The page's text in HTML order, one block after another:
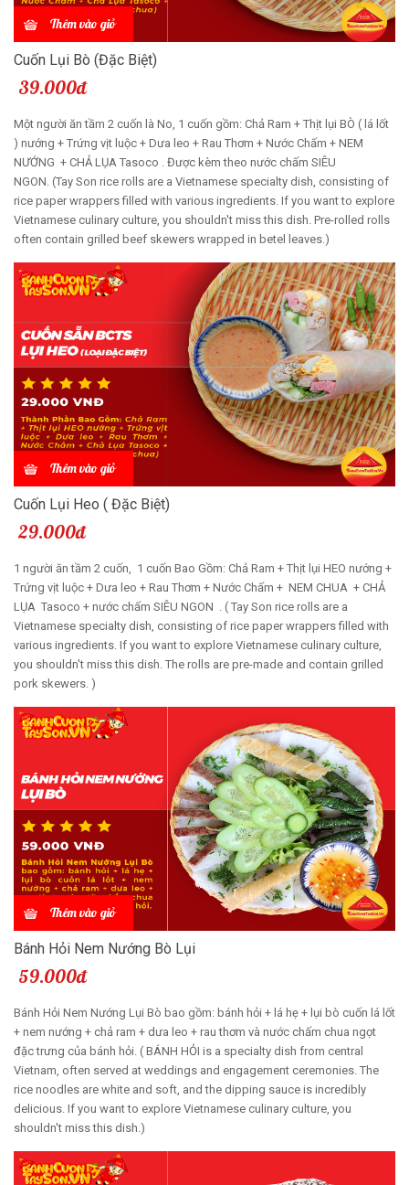
Thêm vào giỏ
Cuốn Lụi Bò (Đặc Biệt)
39.000đ
Một người ăn tầm 2 cuốn là No, 1 cuốn gồm: Chả Ram + Thịt lụi BÒ ( lá lốt
) nướng + Trứng vịt luộc + Dưa leo + Rau Thơm + Nước Chấm + NEM
NƯỚNG + CHẢ LỤA Tasoco . Được kèm theo nước chấm SIÊU
NGON. (Tay Son rice rolls are a Vietnamese specialty dish, consisting of
rice paper wrappers filled with various ingredients. If you want to explore
Vietnamese culinary culture, you shouldn't miss this dish. Pre-rolled rolls
often contain grilled beef skewers wrapped in betel leaves.)
Thêm vào giỏ
Cuốn Lụi Heo ( Đặc Biệt)
29.000đ
1 người ăn tầm 2 cuốn, 1 cuốn Bao Gồm: Chả Ram + Thịt lụi HEO nướng +
Trứng vịt luộc + Dưa leo + Rau Thơm + Nước Chấm + NEM CHUA + CHẢ
LỤA Tasoco + nước chấm SIÊU NGON . ( Tay Son rice rolls are a
Vietnamese specialty dish, consisting of rice paper wrappers filled with
various ingredients. If you want to explore Vietnamese culinary culture,
you shouldn't miss this dish. The rolls are pre-made and contain grilled
pork skewers. )
Thêm vào giỏ
Bánh Hỏi Nem Nướng Bò Lụi
59.000đ
Bánh Hỏi Nem Nướng Lụi Bò bao gồm: bánh hỏi + lá hẹ + lụi bò cuốn lá lốt
+ nem nướng + chả ram + dưa leo + rau thơm và nước chấm chua ngọt
đặc trưng của bánh hỏi. ( BÁNH HỎI is a specialty dish from central
Vietnam, often served at weddings and engagement ceremonies. The
rice noodles are white and soft, and the dipping sauce is incredibly
delicious. If you want to explore Vietnamese culinary culture, you
shouldn't miss this dish.)